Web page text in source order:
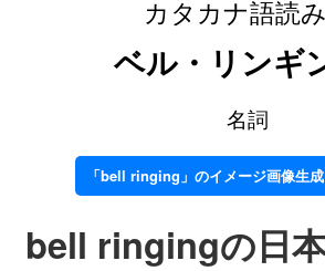
カタカナ語読み
ベル・リンギ
名詞
「bell ringing」のイメージ画像生
bell ringingの日